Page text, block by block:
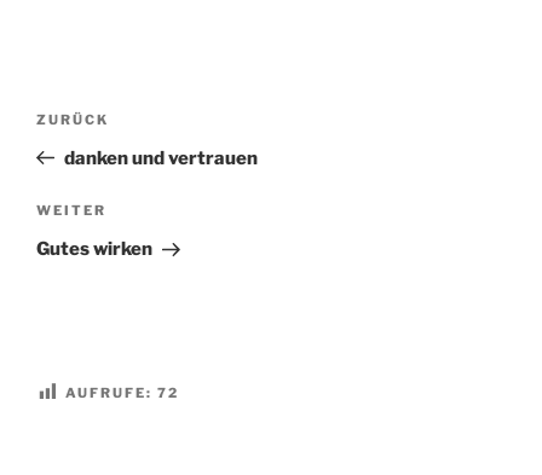
Beitragsnavigation
Vorheriger
Beitrag
ZURÜCK
danken und vertrauen
Nächster
Beitrag
WEITER
Gutes wirken
AUFRUFE: 72